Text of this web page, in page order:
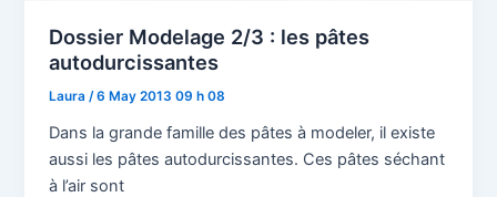
Dossier Modelage 2/3 : les pâtes
autodurcissantes
Laura /6 May 2013 09 h 08
Dans la grande famille des pâtes à modeler, il existe
aussi les pâtes autodurcissantes. Ces pâtes séchant
à l’air sont